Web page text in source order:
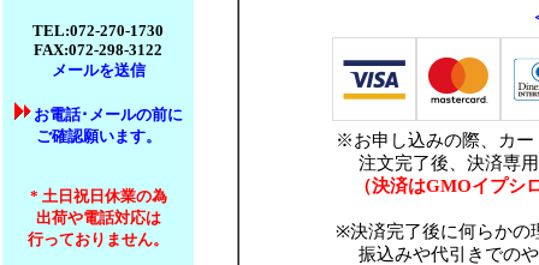
TEL:072-270-1730
FAX:072-298-3122
メールを送信
お電話･メールの前に
ご確認願います。
* 土日祝日休業の為
出荷や電話対応は
行っておりません。
※お申し込みの際、カー
注文完了後、決済専用
（決済はGMOイプシ
※決済完了後に何らかの
振込みや代引きでのや